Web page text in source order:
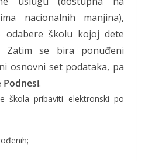
nacionalnih manjina),
školu kojoj dete
Zatim se bira ponuđeni
osnovni set podataka, pa
Podnesi.
škola pribaviti elektronski po